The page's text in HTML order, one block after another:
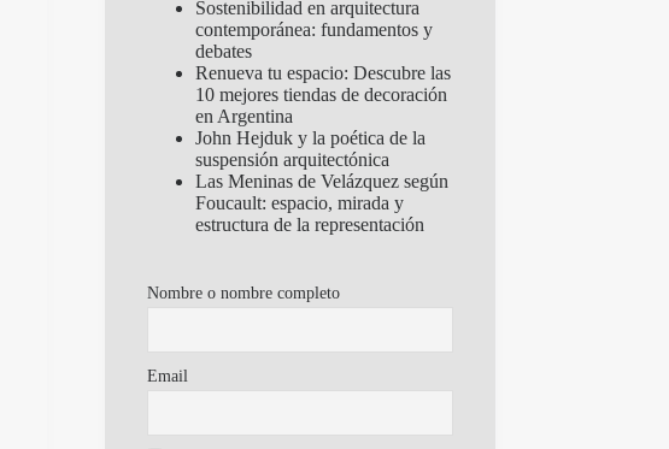
Sostenibilidad en arquitectura
contemporánea: fundamentos y
debates
Renueva tu espacio: Descubre las
10 mejores tiendas de decoración
en Argentina
John Hejduk y la poética de la
suspensión arquitectónica
Las Meninas de Velázquez según
Foucault: espacio, mirada y
estructura de la representación
Nombre o nombre completo
Email